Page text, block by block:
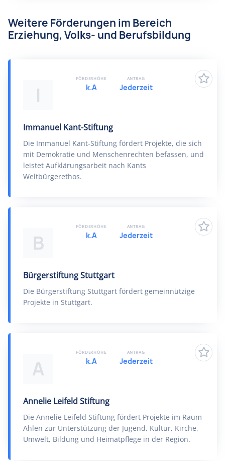
Weitere Förderungen im Bereich
Erziehung, Volks- und Berufsbildung
I
Immanuel Kant-Stiftung
Die Immanuel Kant-Stiftung fördert Projekte, die sich
mit Demokratie und Menschenrechten befassen, und
leistet Aufklärungsarbeit nach Kants
Weltbürgerethos.
FÖRDERHÖHE
k.A
ANTRAG
Jederzeit
B
Bürgerstiftung Stuttgart
Die Bürgerstiftung Stuttgart fördert gemeinnützige
Projekte in Stuttgart.
FÖRDERHÖHE
k.A
ANTRAG
Jederzeit
A
Annelie Leifeld Stiftung
Die Annelie Leifeld Stiftung fördert Projekte im Raum
Ahlen zur Unterstützung der Jugend, Kultur, Kirche,
Umwelt, Bildung und Heimatpflege in der Region.
FÖRDERHÖHE
k.A
ANTRAG
Jederzeit